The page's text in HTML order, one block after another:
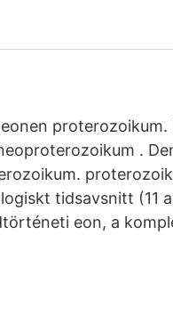
proterozoikum.
.
tidsavsnitt (11
eon, a